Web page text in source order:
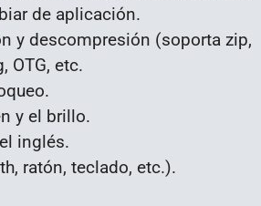
de aplicación.
y descompresión (soporta zip,
OTG, etc.
y el brillo.
inglés.
ratón, teclado, etc.).